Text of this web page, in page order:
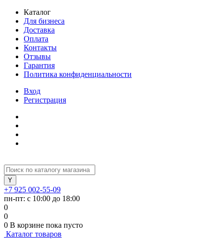
Каталог
Для бизнеса
Доставка
Оплата
Контакты
Отзывы
Гарантия
Политика конфиденциальности
Вход
Регистрация
+7 925 002-55-09
пн-пт: с 10:00 до 18:00
0
0
0 В корзине пока пусто
Каталог товаров